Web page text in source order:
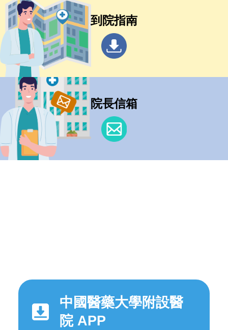
到院指南
院長信箱
中國醫藥大學附設醫
院 APP